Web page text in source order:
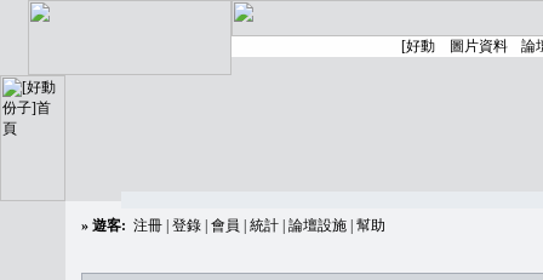
» 遊客: 注冊 登錄 會員 統計 論壇設施 幫助